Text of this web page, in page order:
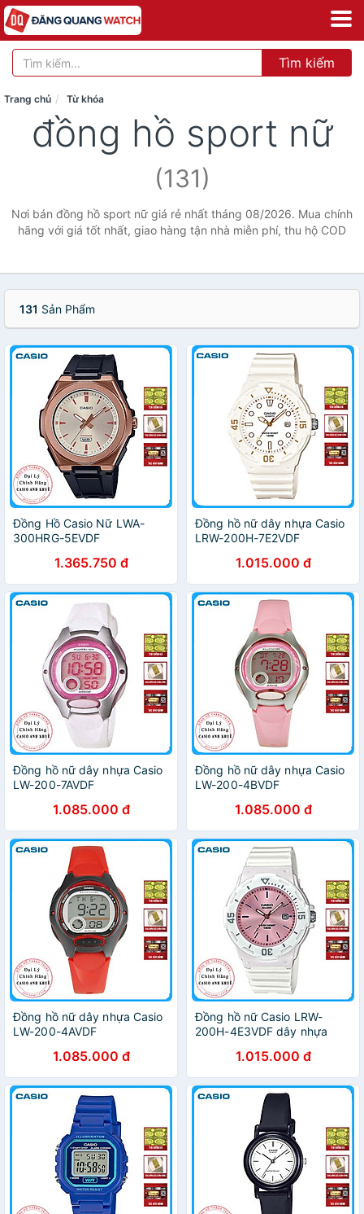
Tìm kiếm
Trang chủ Từ khóa
đồng hồ sport nữ
(131)
Nơi bán đồng hồ sport nữ giá rẻ nhất tháng 08/2026. Mua chính
hãng với giá tốt nhất, giao hàng tận nhà miễn phí, thu hộ COD
131 Sản Phẩm
Đồng Hồ Casio Nữ LWA-
300HRG-5EVDF
1.365.750 đ
Đồng hồ nữ dây nhựa Casio
LRW-200H-7E2VDF
1.015.000 đ
Đồng hồ nữ dây nhựa Casio
LW-200-7AVDF
1.085.000 đ
Đồng hồ nữ dây nhựa Casio
LW-200-4BVDF
1.085.000 đ
Đồng hồ nữ dây nhựa Casio
LW-200-4AVDF
1.085.000 đ
Đồng hồ nữ Casio LRW-
200H-4E3VDF dây nhựa
1.015.000 đ